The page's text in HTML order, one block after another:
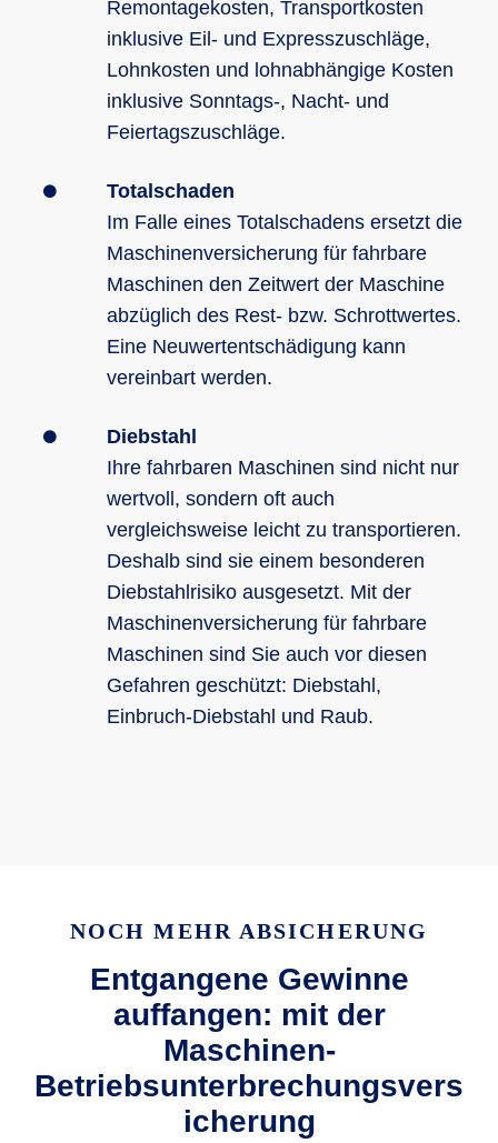
Remontagekosten, Transportkosten
inklusive Eil- und Expresszuschläge,
Lohnkosten und lohnabhängige Kosten
inklusive Sonntags-, Nacht- und
Feiertagszuschläge.
Totalschaden
Im Falle eines Totalschadens ersetzt die
Maschinenversicherung für fahrbare
Maschinen den Zeitwert der Maschine
abzüglich des Rest- bzw. Schrottwertes.
Eine Neuwertentschädigung kann
vereinbart werden.
Diebstahl
Ihre fahrbaren Maschinen sind nicht nur
wertvoll, sondern oft auch
vergleichsweise leicht zu transportieren.
Deshalb sind sie einem besonderen
Diebstahlrisiko ausgesetzt. Mit der
Maschinenversicherung für fahrbare
Maschinen sind Sie auch vor diesen
Gefahren geschützt: Diebstahl,
Einbruch-Diebstahl und Raub.
NOCH MEHR ABSICHERUNG
Entgangene Gewinne
auffangen: mit der
Maschinen-
Betriebsunterbrechungsvers
icherung